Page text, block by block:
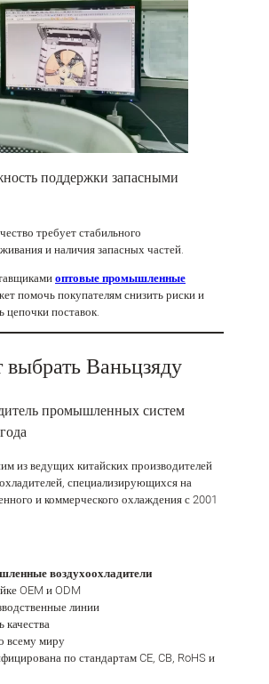
поддержки запасными
требует стабильного
и наличия запасных частей.
оптовые промышленные
помочь покупателям снизить риски и
цепочки поставок.
Ваньцзяду
промышленных систем
из ведущих китайских производителей
специализирующихся на
и коммерческого охлаждения с 2001
воздухоохладители
OEM и ODM
линии
качества
всему миру
по стандартам CE, CB, RoHS и